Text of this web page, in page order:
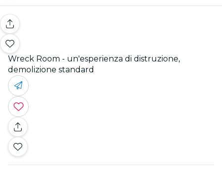
Wreck Room - un'esperienza di distruzione,
demolizione standard